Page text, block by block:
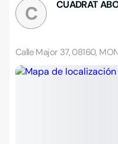
C CUADRAT
Calle Major 37, 08160,